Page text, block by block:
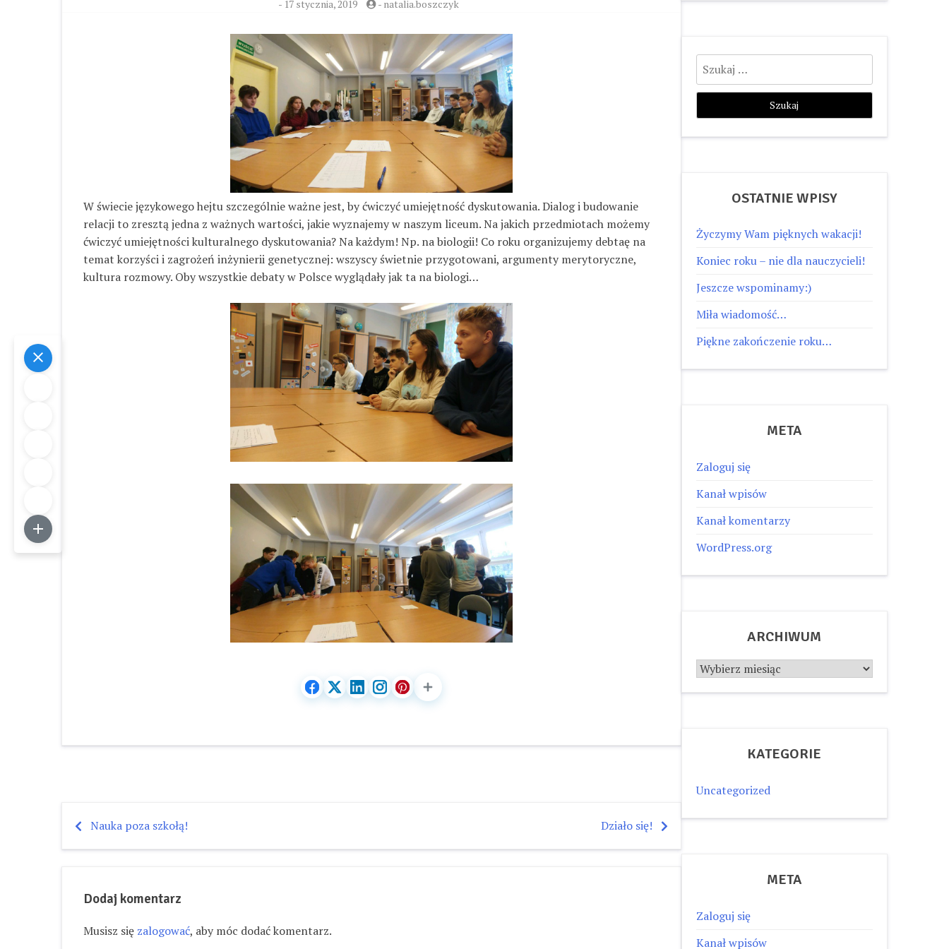
- 17 stycznia, 2019 - natalia.boszczyk
W świecie językowego hejtu szczególnie ważne jest, by ćwiczyć umiejętność dyskutowania. Dialog i budowanie
relacji to zresztą jedna z ważnych wartości, jakie wyznajemy w naszym liceum. Na jakich przedmiotach możemy
ćwiczyć umiejętności kulturalnego dyskutowania? Na każdym! Np. na biologii! Co roku organizujemy debtaę na
temat korzyści i zagrożeń inżynierii genetycznej: wszyscy świetnie przygotowani, argumenty merytoryczne,
kultura rozmowy. Oby wszystkie debaty w Polsce wyglądały jak ta na biologi…
Nawigacja
Nauka poza szkołą! Działo się!
Dodaj komentarz
Musisz się zalogować, aby móc dodać komentarz.
Szukaj:
OSTATNIE WPISY
Życzymy Wam pięknych wakacji!
Koniec roku – nie dla nauczycieli!
Jeszcze wspominamy:)
Miła wiadomość…
Piękne zakończenie roku…
META
Zaloguj się
Kanał wpisów
Kanał komentarzy
WordPress.org
ARCHIWUM
Archiwum
KATEGORIE
Uncategorized
META
Zaloguj się
Kanał wpisów